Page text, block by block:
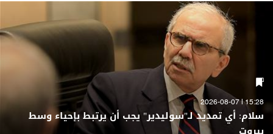
15:28 | 2026-08-07
سلام: أي تمديد لـ"سوليدير" يجب أن يرتبط بإحياء وسط